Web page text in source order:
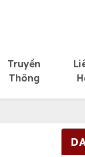
Truyền
Thông